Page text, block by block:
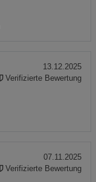
13.12.2025
Verifizierte Bewertung
07.11.2025
Verifizierte Bewertung